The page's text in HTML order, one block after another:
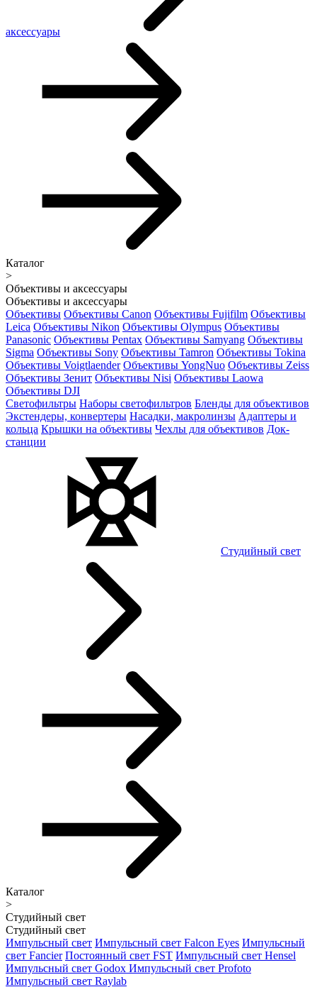
аксессуары
Каталог
>
Объективы и аксессуары
Объективы и аксессуары
Объективы Объективы Canon Объективы Fujifilm Объективы
Leica Объективы Nikon Объективы Olympus Объективы
Panasonic Объективы Pentax Объективы Samyang Объективы
Sigma Объективы Sony Объективы Tamron Объективы Tokina
Объективы Voigtlaender Объективы YongNuo Объективы Zeiss
Объективы Зенит Объективы Nisi Объективы Laowa
Объективы DJI
Светофильтры Наборы светофильтров Бленды для объективов
Экстендеры, конвертеры Насадки, макролинзы Адаптеры и
кольца Крышки на объективы Чехлы для объективов Док-
станции
Студийный свет
Каталог
>
Студийный свет
Студийный свет
Импульсный свет Импульсный свет Falcon Eyes Импульсный
свет Fancier Постоянный свет FST Импульсный свет Hensel
Импульсный свет Godox Импульсный свет Profoto
Импульсный свет Raylab